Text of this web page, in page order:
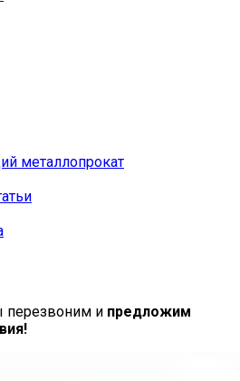
металлопрокат
перезвоним и предложим